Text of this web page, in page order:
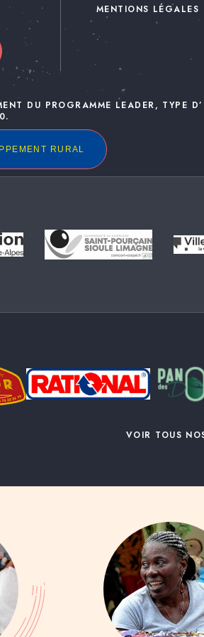
MENTIONS LÉGALES
DU PROGRAMME LEADER, TYPE
RURAL
VOIR TOUS